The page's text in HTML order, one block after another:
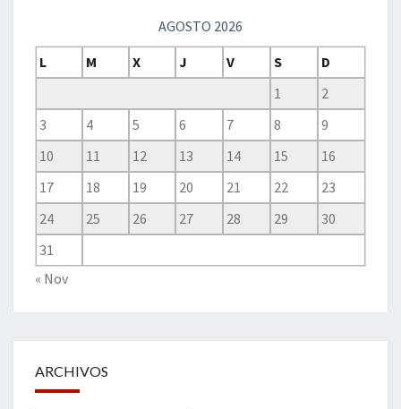
AGOSTO 2026
L
M X J V S
D
1
2
3
4 5 6 7 8
9
10
11 12 13 14 15
16
17
18 19 20 21 22
23
24
25 26 27 28 29
30
31
« Nov
ARCHIVOS